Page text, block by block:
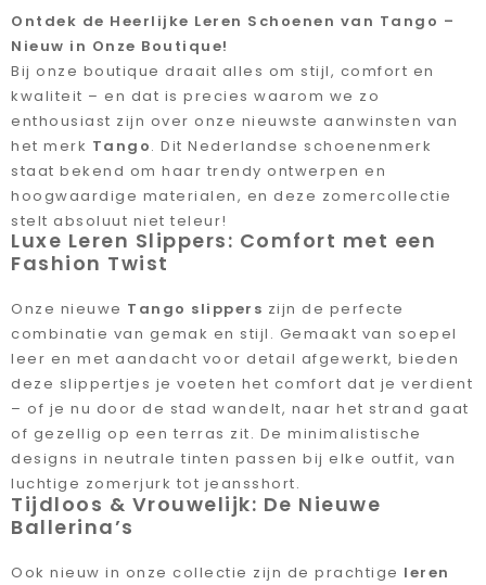
Ontdek de Heerlijke Leren Schoenen van Tango –
Nieuw in Onze Boutique!
Bij onze boutique draait alles om stijl, comfort en
kwaliteit – en dat is precies waarom we zo
enthousiast zijn over onze nieuwste aanwinsten van
het merk Tango. Dit Nederlandse schoenenmerk
staat bekend om haar trendy ontwerpen en
hoogwaardige materialen, en deze zomercollectie
stelt absoluut niet teleur!
Luxe Leren Slippers: Comfort met een
Fashion Twist
Onze nieuwe Tango slippers zijn de perfecte
combinatie van gemak en stijl. Gemaakt van soepel
leer en met aandacht voor detail afgewerkt, bieden
deze slippertjes je voeten het comfort dat je verdient
– of je nu door de stad wandelt, naar het strand gaat
of gezellig op een terras zit. De minimalistische
designs in neutrale tinten passen bij elke outfit, van
luchtige zomerjurk tot jeansshort.
Tijdloos & Vrouwelijk: De Nieuwe
Ballerina’s
Ook nieuw in onze collectie zijn de prachtige leren